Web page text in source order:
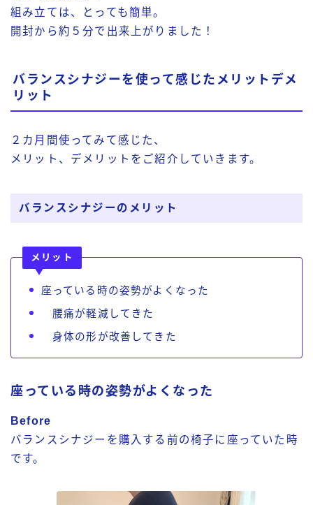
組み立ては、とっても簡単。
開封から約５分で出来上がりました！
バランスシナジーを使って感じたメリットデメ
リット
２カ月間使ってみて感じた、
メリット、デメリットをご紹介していきます。
バランスシナジーのメリット
メリット
座っている時の姿勢がよくなった
腰痛が軽減してきた
身体の形が改善してきた
座っている時の姿勢がよくなった
Before
バランスシナジーを購入する前の椅子に座っていた時
です。